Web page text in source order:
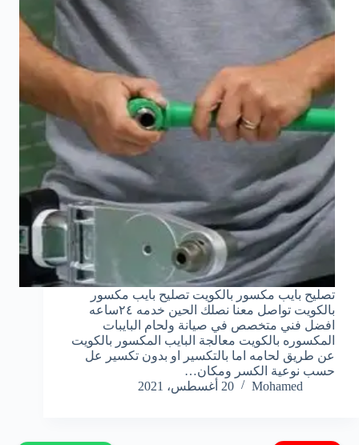
تصليح بايب مكسور بالكويت تصليح بايب مكسور
بالكويت تواصل معنا نصلك الحين خدمه ٢٤ساعه
افضل فني متخصص في صيانة ولحام البايبات
المكسوره بالكويت معالجة البايب المكسور بالكويت
عن طريق لحامه اما بالتكسير او بدون تكسير عل
حسب نوعية الكسر ومكان…
Mohamed
20 أغسطس، 2021